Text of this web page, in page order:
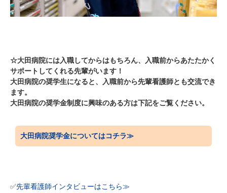
☆大田病院には入職してからはもちろん、入職前からあたたかく
サポートしてくれる先輩がいます！
大田病院の奨学生になると、入職前から先輩看護師とも交流でき
ます。
大田病院の奨学金制度に興味のある方は下記をご覧ください。
大田病院奨学金についてはコチラ≫
✅先輩看護師インタビューはこちら≫